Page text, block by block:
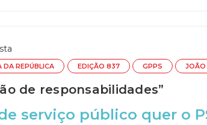
DA REPÚBLICA EDIÇÃO 837 GPPS JOÃO
de responsabilidades”
serviço público quer o